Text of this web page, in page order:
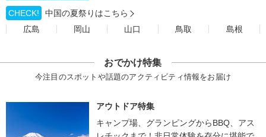
CHECK!
中国の夏祭りはこちら
広島
岡山 山口 鳥取 島根
おでかけ特集
今注目のスポットや話題のアクティビティ情報をお届け
アウトドア特集
キャンプ場、グランピングからBBQ、アス